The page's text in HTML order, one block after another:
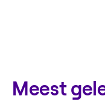
Meest